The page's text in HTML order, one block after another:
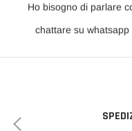
Through intensive research,
Racing bars are proven to
Ultra Racing chassis
response, improved steering
Ho bisogno di parlare
chattare su whatsapp